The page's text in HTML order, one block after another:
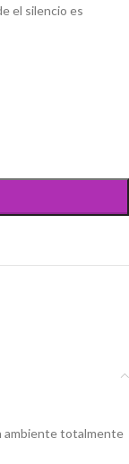
el silencio es
ambiente totalmente